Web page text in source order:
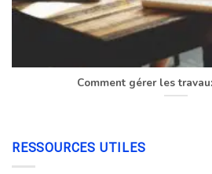
Comment gérer les
RESSOURCES UTILES